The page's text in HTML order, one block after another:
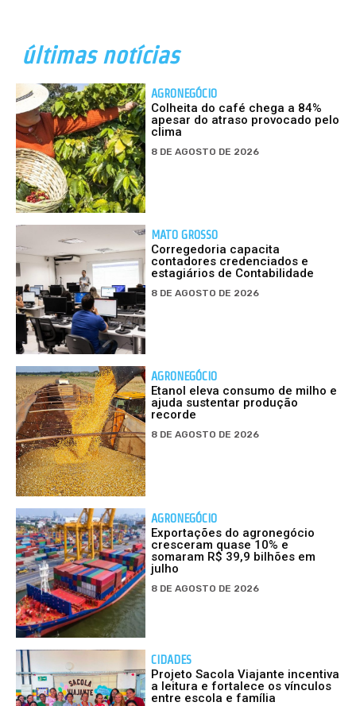
últimas notícias
AGRONEGÓCIO
Colheita do café chega a 84%
apesar do atraso provocado pelo
clima
8 DE AGOSTO DE 2026
MATO GROSSO
Corregedoria capacita
contadores credenciados e
estagiários de Contabilidade
8 DE AGOSTO DE 2026
AGRONEGÓCIO
Etanol eleva consumo de milho e
ajuda sustentar produção
recorde
8 DE AGOSTO DE 2026
AGRONEGÓCIO
Exportações do agronegócio
cresceram quase 10% e
somaram R$ 39,9 bilhões em
julho
8 DE AGOSTO DE 2026
CIDADES
Projeto Sacola Viajante incentiva
a leitura e fortalece os vínculos
entre escola e família